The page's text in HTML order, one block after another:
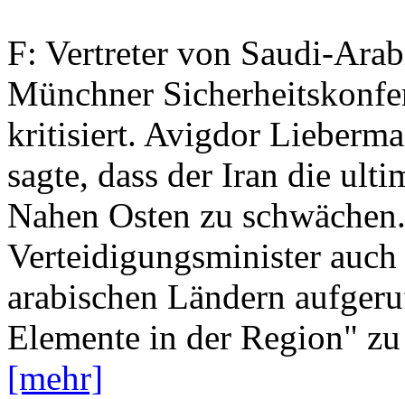
F: Vertreter von Saudi-
Münchner
kritisiert. Avigdor
sagte, dass der Iran die
Nahen Osten zu
Verteidigungsminister
arabischen Ländern
Elemente in der Region"
[mehr]